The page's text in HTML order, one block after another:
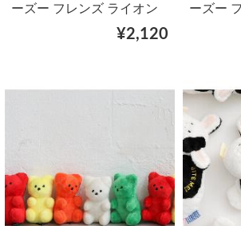
ーズー フレンズ ライオン
¥2,120
ーズー